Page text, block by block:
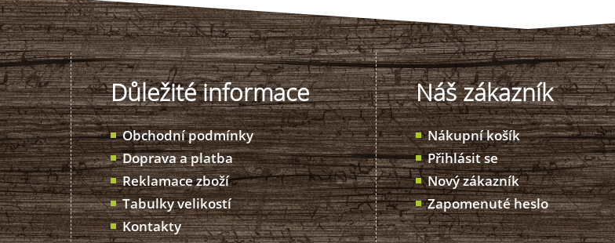
Důležité informace
Obchodní podmínky
Doprava a platba
Reklamace zboží
Tabulky velikostí
Kontakty
Náš zákazník
Nákupní košík
Přihlásit se
Nový zákazník
Zapomenuté heslo